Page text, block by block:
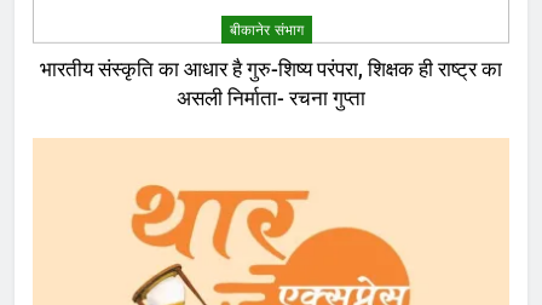
बीकानेर संभाग
भारतीय संस्कृति का आधार है गुरु-शिष्य परंपरा, शिक्षक ही राष्ट्र का
असली निर्माता- रचना गुप्ता